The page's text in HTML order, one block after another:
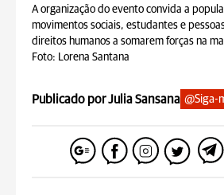
A organização do evento convida a
movimentos sociais, estudantes e
direitos humanos a somarem forças na
Foto: Lorena Santana
Publicado por Julia Sansana @Siga-